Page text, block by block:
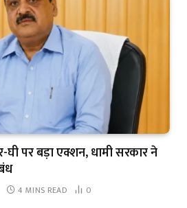
घी पर बड़ा एक्शन, धामी सरकार ने
4 MINS READ 0